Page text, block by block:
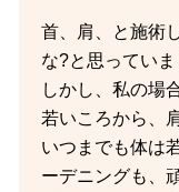
首、肩、と施術
な?と思っていま
しかし、私の場
若いころから、
いつまでも体は
ーデニングも、